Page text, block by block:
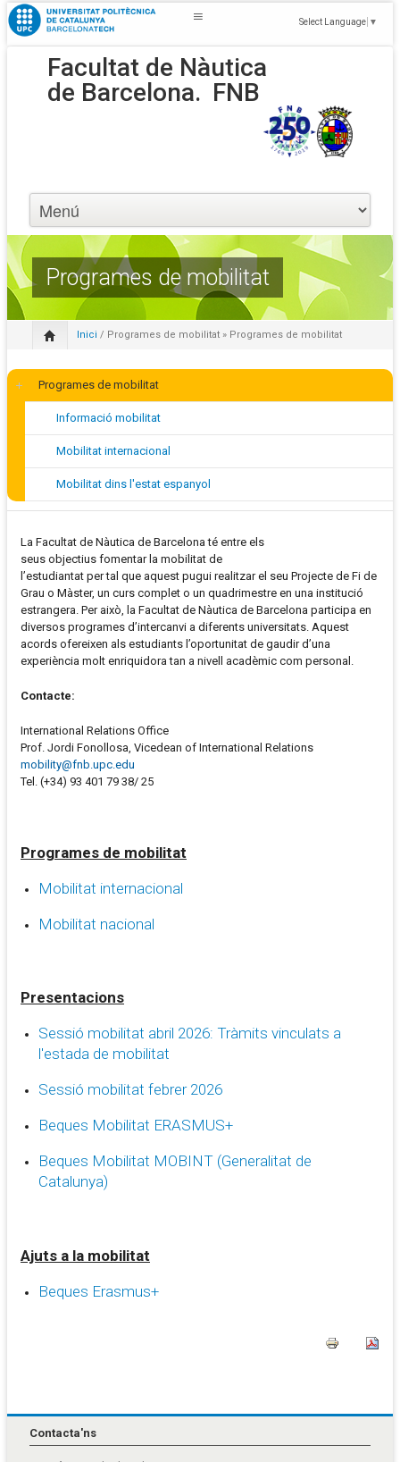
Select Language ▼
Facultat de Nàutica
de Barcelona. FNB
Programes de mobilitat
Inici / Programes de mobilitat » Programes de mobilitat
Programes de mobilitat
Informació mobilitat
Mobilitat internacional
Mobilitat dins l'estat espanyol
La Facultat de Nàutica de Barcelona té entre els
seus objectius fomentar la mobilitat de
l’estudiantat per tal que aquest pugui realitzar el seu Projecte de Fi de
Grau o Màster, un curs complet o un quadrimestre en una institució
estrangera. Per això, la Facultat de Nàutica de Barcelona participa en
diversos programes d’intercanvi a diferents universitats. Aquest
acords ofereixen als estudiants l’oportunitat de gaudir d’una
experiència molt enriquidora tan a nivell acadèmic com personal.
Contacte:
International Relations Office
Prof. Jordi Fonollosa, Vicedean of International Relations
mobility@fnb.upc.edu
Tel. (+34) 93 401 79 38/ 25
Programes de mobilitat
Mobilitat internacional
Mobilitat nacional
Presentacions
Sessió mobilitat abril 2026: Tràmits vinculats a
l'estada de mobilitat
Sessió mobilitat febrer 2026
Beques Mobilitat ERASMUS+
Beques Mobilitat MOBINT (Generalitat de
Catalunya)
Ajuts a la mobilitat
Beques Erasmus+
Contacta'ns